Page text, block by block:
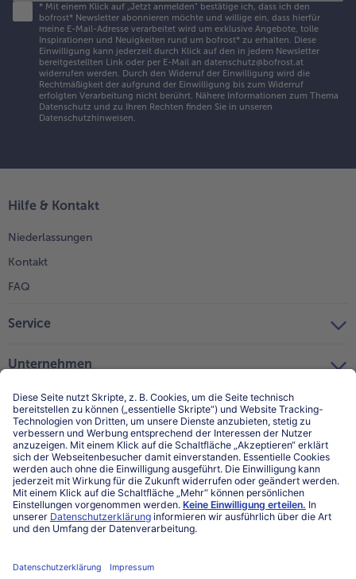
* Mit einem Klick auf „Jetzt anmelden" bestätige ich, dass ich den
bofrost* Newsletter abonnieren möchte und willige ein, dass hierfür
meine E-Mail-Adresse verarbeitet wird um exklusive Angebote, tolle
Inspirationen und Neuigkeiten rund um bofrost* zu erhalten. Diese
Einwilligung kann jederzeit durch Klick auf den in jedem Newsletter
bereitgestellten Link oder per E-Mail an datenschutz@bofrost.at
widerrufen werden. Durch den Widerruf der Einwilligung wird die
Rechtmäßigkeit der aufgrund der Einwilligung bis zum Widerruf
erfolgten Verarbeitung nicht berührt. Nähere Informationen zum Thema
Datenschutz und zu Ihren Rechten finden Sie in unseren
Datenschutzhinweisen.
Hilfe & Kontakt
Niederlassungen
Kontakt
FAQ
Service
Unternehmen
Über uns